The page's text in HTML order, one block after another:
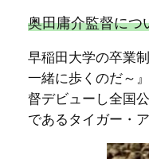
奥田庸介監督につ
早稲田大学の卒業
一緒に歩くのだ～
督デビューし全国
であるタイガー・